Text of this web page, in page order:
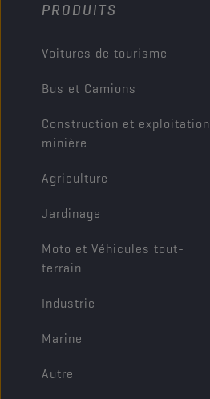
PRODUITS
Voitures de tourisme
Bus et Camions
Construction et exploitation
minière
Agriculture
Jardinage
Moto et Véhicules tout-
terrain
Industrie
Marine
Autre